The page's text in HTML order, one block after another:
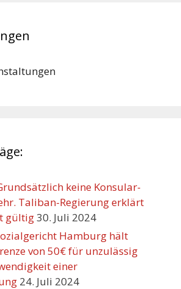
keine Konsular-
Taliban-Regierung erklärt
gültig30. Juli 2024
Hamburg hält
von 50€ für unzulässig
einer
24. Juli 2024